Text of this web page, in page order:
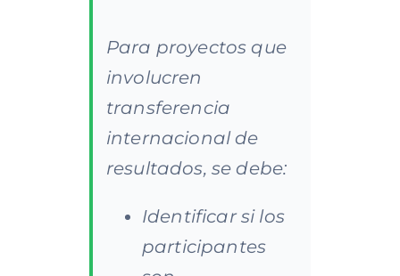
Para proyectos que
involucren
transferencia
internacional de
resultados, se debe:
Identificar si los
participantes